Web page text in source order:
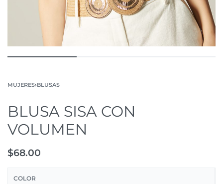
MUJERES›BLUSAS
BLUSA SISA CON
VOLUMEN
$68.00
COLOR